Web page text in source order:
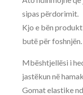
sipas përdorimit.
Kjo e bën
butë për foshnjën.
Mbështjellësi i
jastëkun në
Gomat elastike